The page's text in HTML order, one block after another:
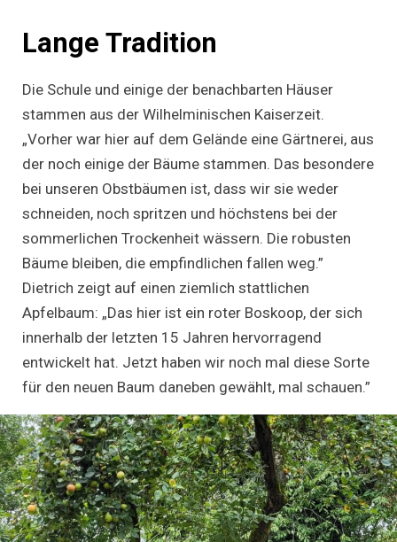
Lange Tradition
Die Schule und einige der benachbarten Häuser
stammen aus der Wilhelminischen Kaiserzeit.
„Vorher war hier auf dem Gelände eine Gärtnerei, aus
der noch einige der Bäume stammen. Das besondere
bei unseren Obstbäumen ist, dass wir sie weder
schneiden, noch spritzen und höchstens bei der
sommerlichen Trockenheit wässern. Die robusten
Bäume bleiben, die empfindlichen fallen weg.”
Dietrich zeigt auf einen ziemlich stattlichen
Apfelbaum: „Das hier ist ein roter Boskoop, der sich
innerhalb der letzten 15 Jahren hervorragend
entwickelt hat. Jetzt haben wir noch mal diese Sorte
für den neuen Baum daneben gewählt, mal schauen.”